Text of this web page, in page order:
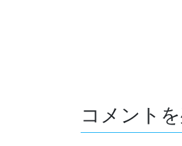
コメント